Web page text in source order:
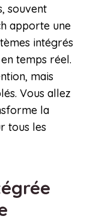
souvent
apporte une
intégrés
temps réel.
mais
Vous allez
la
tous les